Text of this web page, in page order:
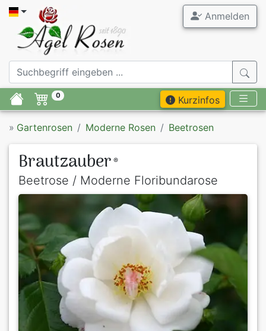
Anmelden
0 Kurzinfos
» Gartenrosen Moderne Rosen Beetrosen
Brautzauber ®
Beetrose / Moderne Floribundarose